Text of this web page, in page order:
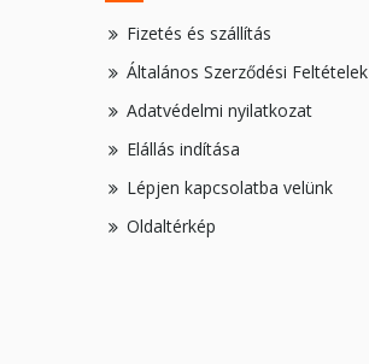
Fizetés és szállítás
Általános Szerződési Feltételek
Adatvédelmi nyilatkozat
Elállás indítása
Lépjen kapcsolatba velünk
Oldaltérkép